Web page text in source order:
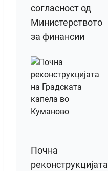
согласност од
Министерството
за финансии
Почна
реконструкцијата